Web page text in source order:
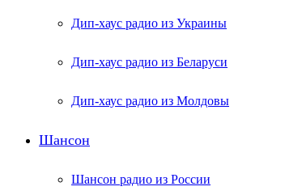
Дип-хаус радио из Украины
Дип-хаус радио из Беларуси
Дип-хаус радио из Молдовы
Шансон
Шансон радио из России